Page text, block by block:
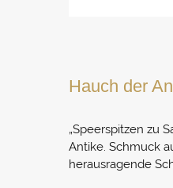
Hauch der
„Speerspitzen zu
Antike. Schmuck
herausragende